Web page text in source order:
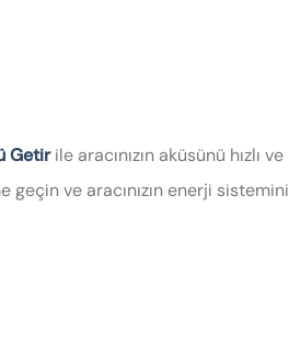
Getirile aracınızın aküsünü hızlı ve
ve aracınızın enerji sistemini